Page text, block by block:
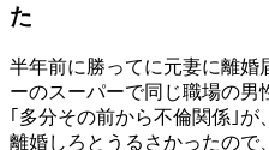
た
半年前に勝ってに元妻に離婚
ーのスーパーで同じ職場の男
｢多分その前から不倫関係｣
離婚しろとうるさかったので